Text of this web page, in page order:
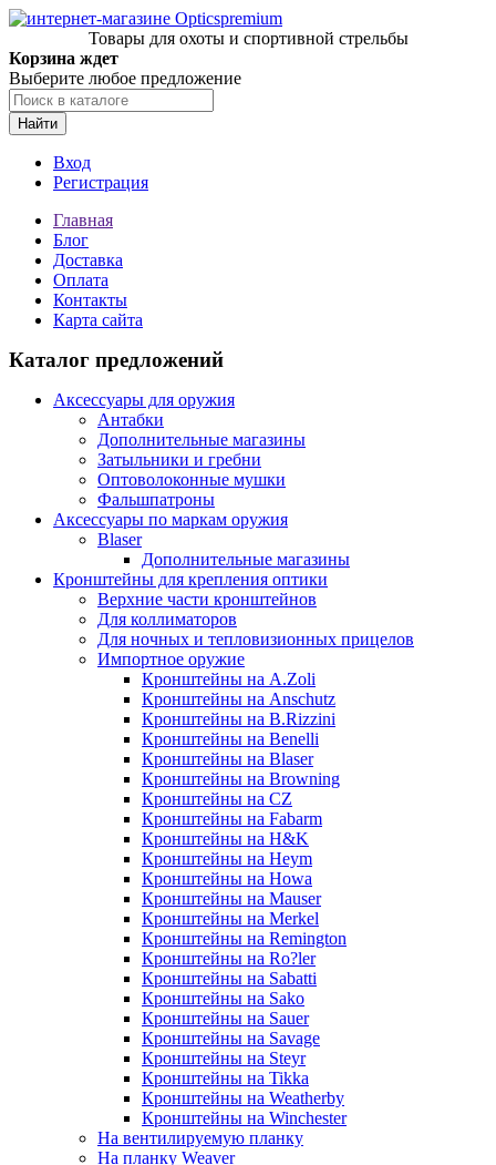
Товары для охоты и спортивной стрельбы
Корзина ждет
Выберите любое предложение
Найти
Вход
Регистрация
Главная
Блог
Доставка
Оплата
Контакты
Карта сайта
Каталог предложений
Аксессуары для оружия
Антабки
Дополнительные магазины
Затыльники и гребни
Оптоволоконные мушки
Фальшпатроны
Аксессуары по маркам оружия
Blaser
Дополнительные магазины
Кронштейны для крепления оптики
Верхние части кронштейнов
Для коллиматоров
Для ночных и тепловизионных прицелов
Импортное оружие
Кронштейны на A.Zoli
Кронштейны на Anschutz
Кронштейны на B.Rizzini
Кронштейны на Benelli
Кронштейны на Blaser
Кронштейны на Browning
Кронштейны на CZ
Кронштейны на Fabarm
Кронштейны на H&K
Кронштейны на Heym
Кронштейны на Howa
Кронштейны на Mauser
Кронштейны на Merkel
Кронштейны на Remington
Кронштейны на Ro?ler
Кронштейны на Sabatti
Кронштейны на Sako
Кронштейны на Sauer
Кронштейны на Savage
Кронштейны на Steyr
Кронштейны на Tikka
Кронштейны на Weatherby
Кронштейны на Winchester
На вентилируемую планку
На планку Weaver